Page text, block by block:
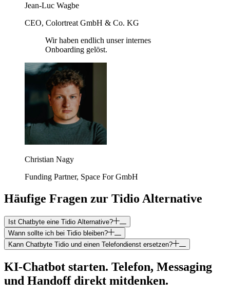
Jean-Luc Wagbe
CEO, Colortreat GmbH & Co. KG
Wir haben endlich unser internes
Onboarding gelöst.
Christian Nagy
Funding Partner, Space For GmbH
Häufige Fragen zur Tidio Alternative
Ist Chatbyte eine Tidio Alternative?
Wann sollte ich bei Tidio bleiben?
Kann Chatbyte Tidio und einen Telefondienst ersetzen?
KI-Chatbot starten. Telefon, Messaging
und Handoff direkt mitdenken.